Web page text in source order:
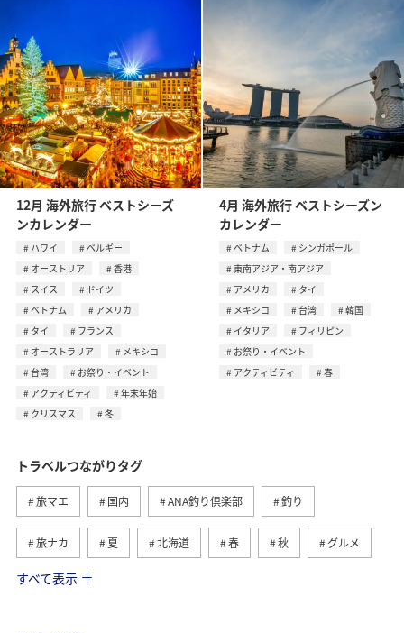
12月 海外旅行 ベストシーズ
ンカレンダー
ハワイ
ベルギー
オーストリア
香港
スイス
ドイツ
ベトナム
アメリカ
タイ
フランス
オーストラリア
メキシコ
台湾
お祭り・イベント
アクティビティ
年末年始
クリスマス
冬
4月 海外旅行 ベストシーズン
カレンダー
ベトナム
シンガポール
東南アジア・南アジア
アメリカ
タイ
メキシコ
台湾
韓国
イタリア
フィリピン
お祭り・イベント
アクティビティ
春
トラベルつながりタグ
旅マエ 国内 ANA釣り倶楽部 釣り
旅ナカ 夏 北海道 春 秋 グルメ
海 海外
すべて表示